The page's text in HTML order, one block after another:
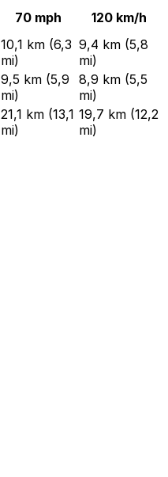
70 mph 120 km/h
10,1 km (6,3
mi)
9,4 km (5,8
mi)
9,5 km (5,9
mi)
8,9 km (5,5
mi)
21,1 km (13,1
mi)
19,7 km (12,2
mi)